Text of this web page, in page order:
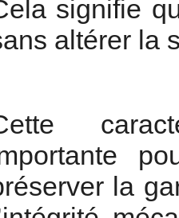
signifie
altérer la
la